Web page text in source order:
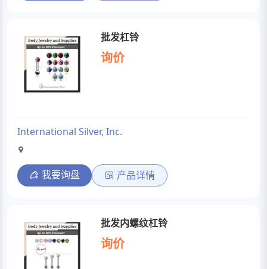
批发杠铃
询价
International Silver, Inc.
我要询盘 产品详情
批发内螺纹杠铃
询价